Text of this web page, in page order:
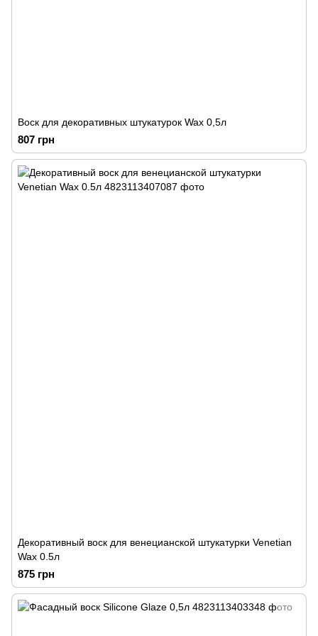
Воск для декоративных штукатурок Wax 0,5л
807 грн
Декоративный воск для венецианской штукатурки Venetian
Wax 0.5л
875 грн